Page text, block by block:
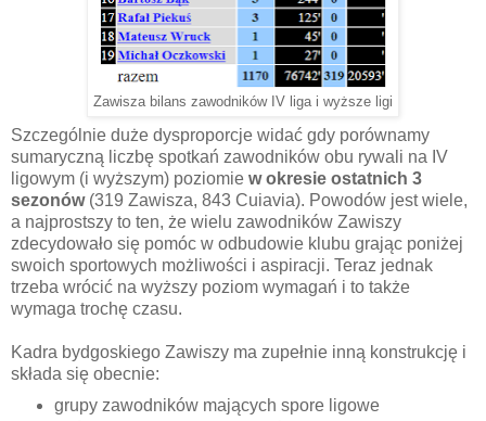
Zawisza bilans zawodników IV liga i wyższe ligi
Szczególnie duże dysproporcje widać gdy porównamy
sumaryczną liczbę spotkań zawodników obu rywali na IV
ligowym (i wyższym) poziomie w okresie ostatnich 3
sezonów (319 Zawisza, 843 Cuiavia). Powodów jest wiele,
a najprostszy to ten, że wielu zawodników Zawiszy
zdecydowało się pomóc w odbudowie klubu grając poniżej
swoich sportowych możliwości i aspiracji. Teraz jednak
trzeba wrócić na wyższy poziom wymagań i to także
wymaga trochę czasu.
Kadra bydgoskiego Zawiszy ma zupełnie inną konstrukcję i
składa się obecnie:
grupy zawodników mających spore ligowe